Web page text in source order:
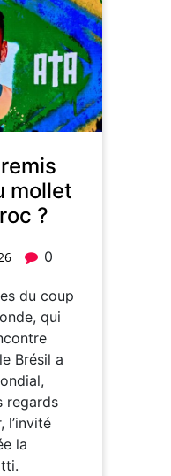
mollet
?
0
du coup
qui
Brésil a
regards
l’invité
la